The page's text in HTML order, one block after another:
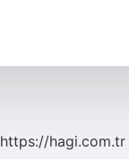
https://hagi.com.tr